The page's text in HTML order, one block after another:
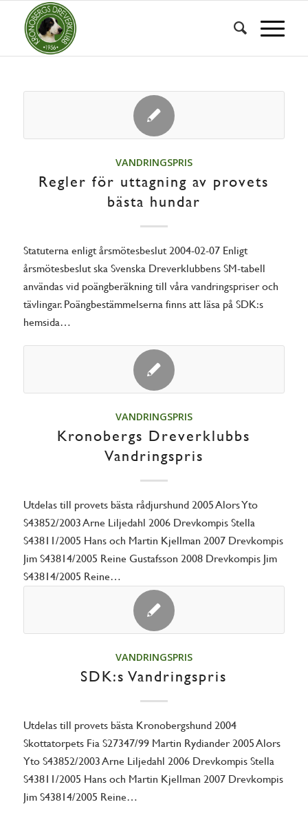
VANDRINGSPRIS
Regler för uttagning av provets
bästa hundar
Statuterna enligt årsmötesbeslut 2004-02-07 Enligt
årsmötesbeslut ska Svenska Dreverklubbens SM-tabell
användas vid poängberäkning till våra vandringspriser och
tävlingar. Poängbestämmelserna finns att läsa på SDK:s
hemsida…
VANDRINGSPRIS
Kronobergs Dreverklubbs
Vandringspris
Utdelas till provets bästa rådjurshund 2005 Alors Yto
S43852/2003 Arne Liljedahl 2006 Drevkompis Stella
S43811/2005 Hans och Martin Kjellman 2007 Drevkompis
Jim S43814/2005 Reine Gustafsson 2008 Drevkompis Jim
S43814/2005 Reine…
VANDRINGSPRIS
SDK:s Vandringspris
Utdelas till provets bästa Kronobergshund 2004
Skottatorpets Fia S27347/99 Martin Rydiander 2005 Alors
Yto S43852/2003 Arne Liljedahl 2006 Drevkompis Stella
S43811/2005 Hans och Martin Kjellman 2007 Drevkompis
Jim S43814/2005 Reine…